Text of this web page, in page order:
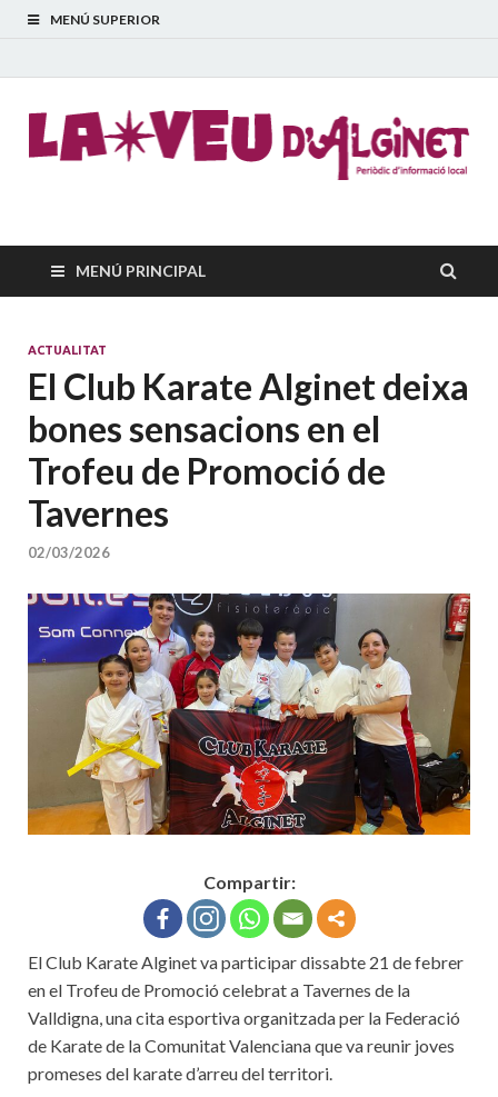
MENÚ SUPERIOR
La Veu d'Alginet
MENÚ PRINCIPAL
ACTUALITAT
El Club Karate Alginet deixa
bones sensacions en el
Trofeu de Promoció de
Tavernes
02/03/2026
Compartir:
El Club Karate Alginet va participar dissabte 21 de febrer
en el Trofeu de Promoció celebrat a Tavernes de la
Valldigna, una cita esportiva organitzada per la Federació
de Karate de la Comunitat Valenciana que va reunir joves
promeses del karate d’arreu del territori.